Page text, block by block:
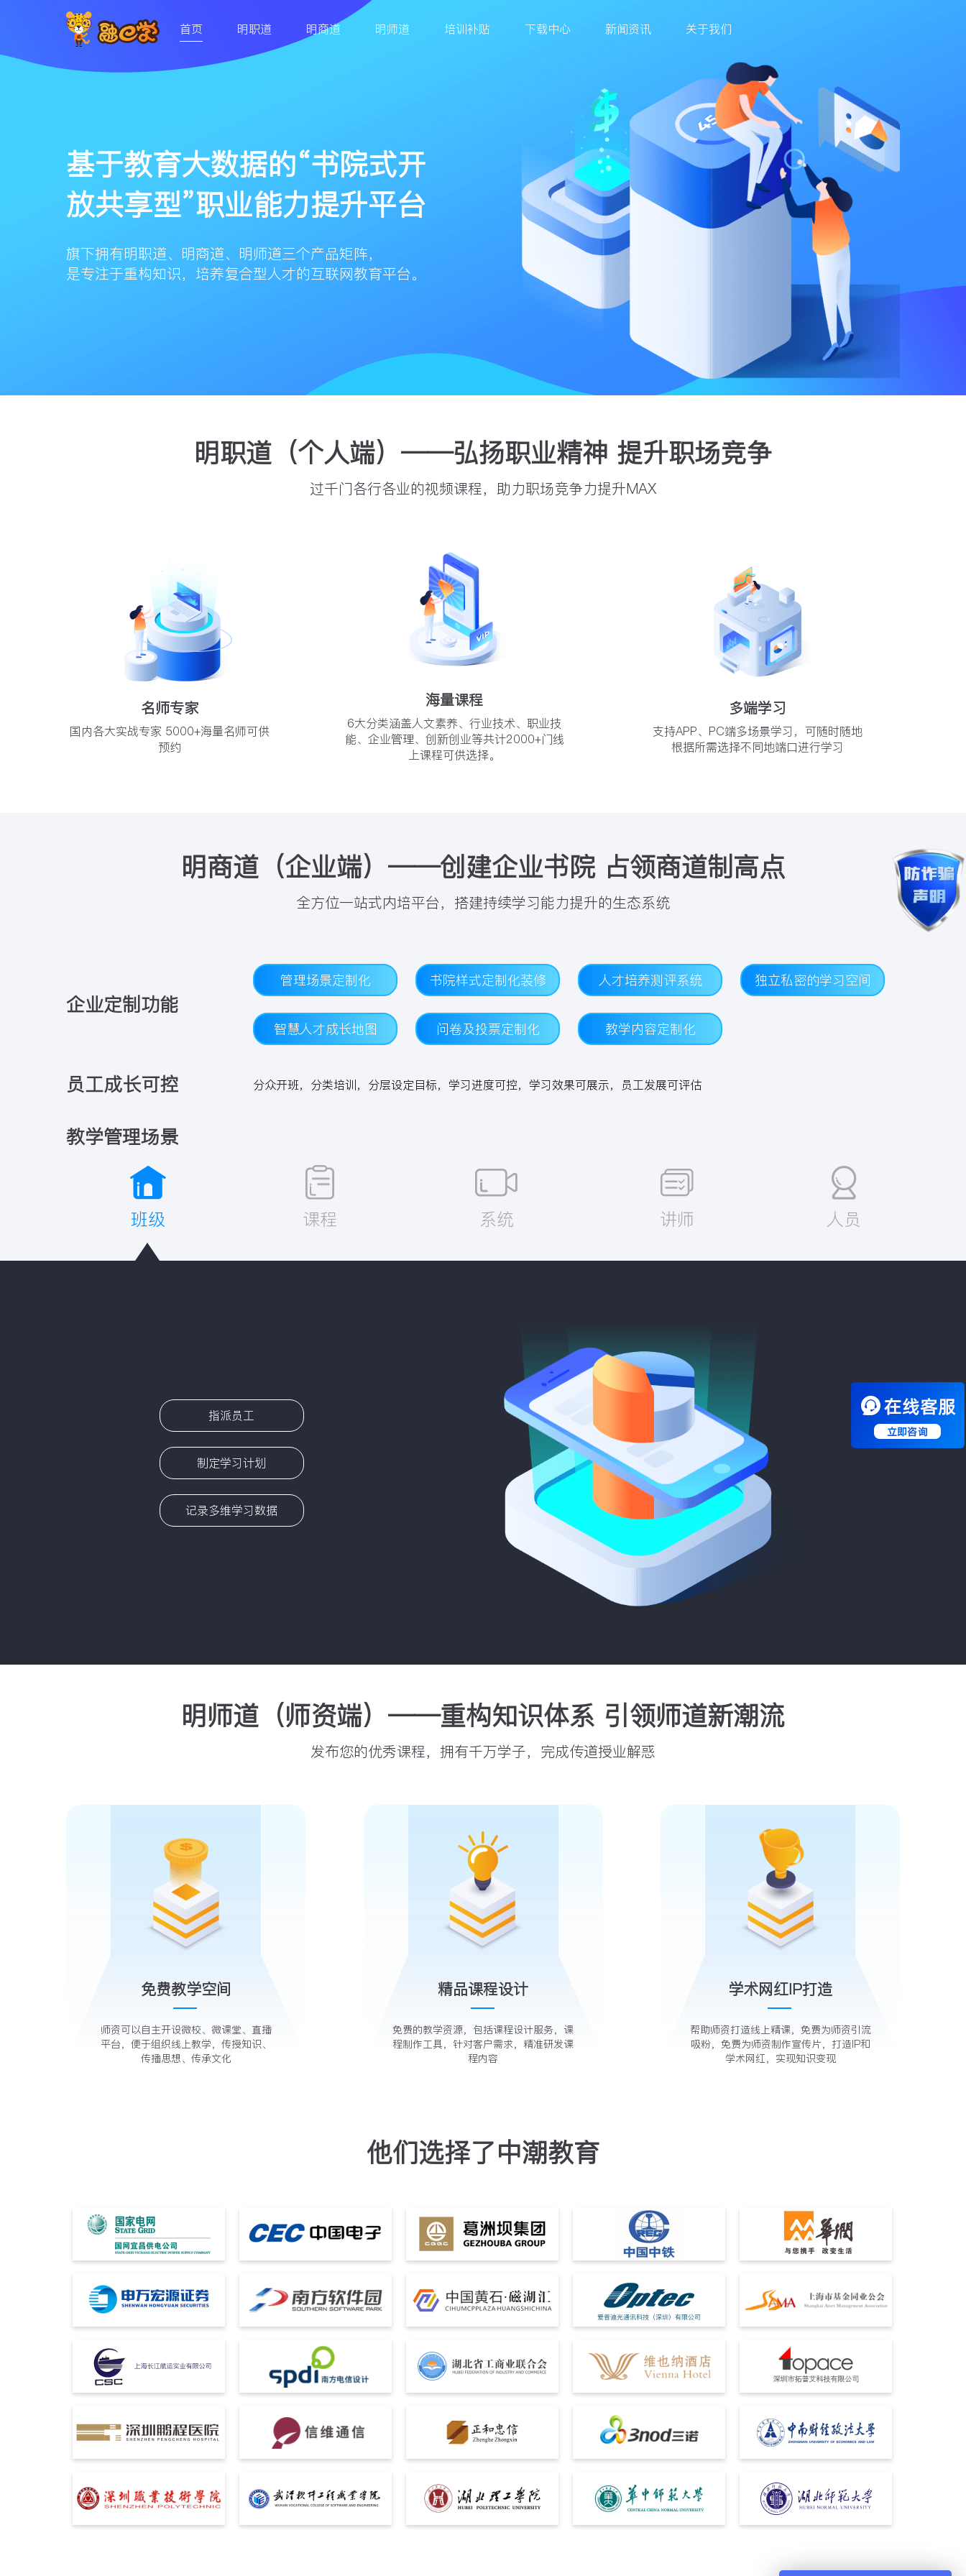
首页 明职道 明商道 明师道 培训补贴 下载中心 新闻资讯 关于我们
基于教育大数据的“书院式开
放共享型”职业能力提升平台
旗下拥有明职道、明商道、明师道三个产品矩阵，
是专注于重构知识，培养复合型人才的互联网教育平台。
明职道（个人端）——弘扬职业精神 提升职场竞争
过千门各行各业的视频课程，助力职场竞争力提升MAX
名师专家
国内各大实战专家 5000+海量名师可供
预约
海量课程
6大分类涵盖人文素养、行业技术、职业技
能、企业管理、创新创业等共计2000+门线
上课程可供选择。
多端学习
支持APP、PC端多场景学习，可随时随地
根据所需选择不同地端口进行学习
明商道（企业端）——创建企业书院 占领商道制高点
全方位一站式内培平台，搭建持续学习能力提升的生态系统
企业定制功能
管理场景定制化 书院样式定制化装修 人才培养测评系统 独立私密的学习空间
智慧人才成长地图 问卷及投票定制化 教学内容定制化
员工成长可控 分众开班，分类培训，分层设定目标，学习进度可控，学习效果可展示，员工发展可评估
教学管理场景
班级 课程 系统 讲师 人员
指派员工
制定学习计划
记录多维学习数据
明师道（师资端）——重构知识体系 引领师道新潮流
发布您的优秀课程，拥有千万学子，完成传道授业解惑
免费教学空间
师资可以自主开设微校、微课堂、直播
平台，便于组织线上教学，传授知识、
传播思想、传承文化
精品课程设计
免费的教学资源，包括课程设计服务，课
程制作工具，针对客户需求，精准研发课
程内容
学术网红IP打造
帮助师资打造线上精课，免费为师资引流
吸粉，免费为师资制作宣传片，打造IP和
学术网红，实现知识变现
他们选择了中潮教育